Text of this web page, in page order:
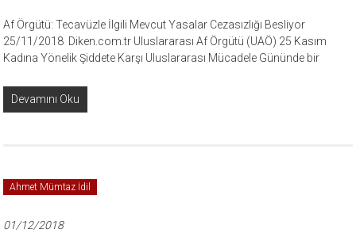
Af Örgütü: Tecavüzle İlgili Mevcut Yasalar Cezasızlığı Besliyor
25/11/2018 Diken.com.tr Uluslararası Af Örgütü (UAÖ) 25 Kasım
Kadına Yönelik Şiddete Karşı Uluslararası Mücadele Gününde bir
Devamını Oku
Ahmet Mümtaz İdil
01/12/2018